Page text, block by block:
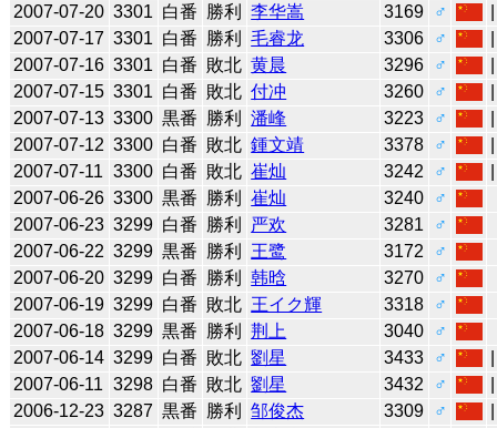
2007-07-20 3301 白番 勝利 李华嵩 3169 ♂
2007-07-17 3301 白番 勝利 毛睿龙 3306 ♂
2007-07-16 3301 白番 敗北 黄晨 3296 ♂
2007-07-15 3301 白番 敗北 付冲 3260 ♂
2007-07-13 3300 黒番 勝利 潘峰 3223 ♂
2007-07-12 3300 白番 敗北 鍾文靖 3378 ♂
2007-07-11 3300 白番 敗北 崔灿 3242 ♂
2007-06-26 3300 黒番 勝利 崔灿 3240
♂
2007-06-23 3299 白番 勝利 严欢 3281
♂
2007-06-22 3299 黒番 勝利 王鹭 3172
♂
2007-06-20 3299 白番 勝利 韩晗 3270
♂
2007-06-19 3299 白番 敗北 王イク輝 3318
♂
2007-06-18 3299 黒番 勝利 荆上 3040
♂
2007-06-14 3299 白番 敗北 劉星 3433 ♂
2007-06-11 3298 白番 敗北 劉星 3432 ♂
2006-12-23 3287 黒番 勝利 邹俊杰 3309 ♂